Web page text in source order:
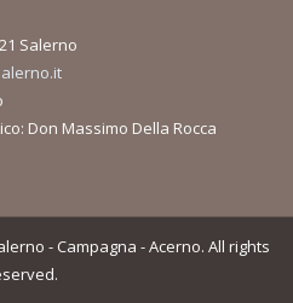
Salerno
Don Massimo Della Rocca
- Campagna - Acerno. All rights